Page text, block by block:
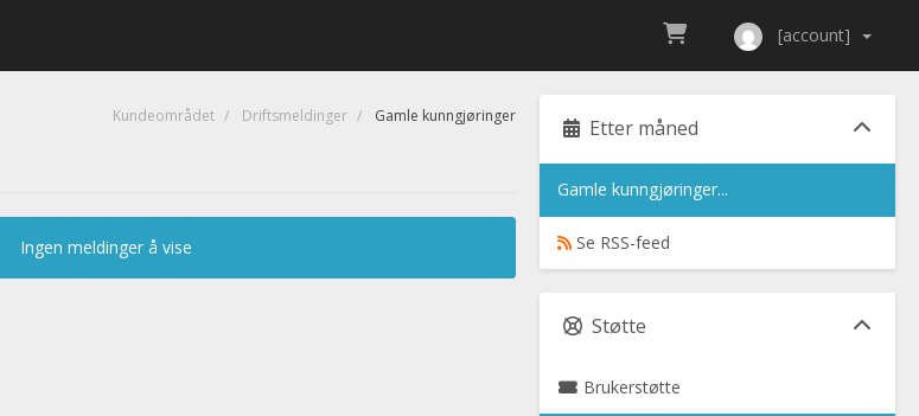
[account]
Kundeområdet Driftsmeldinger Gamle kunngjøringer
Ingen meldinger å vise
Etter måned
Gamle kunngjøringer...
Se RSS-feed
Støtte
Brukerstøtte